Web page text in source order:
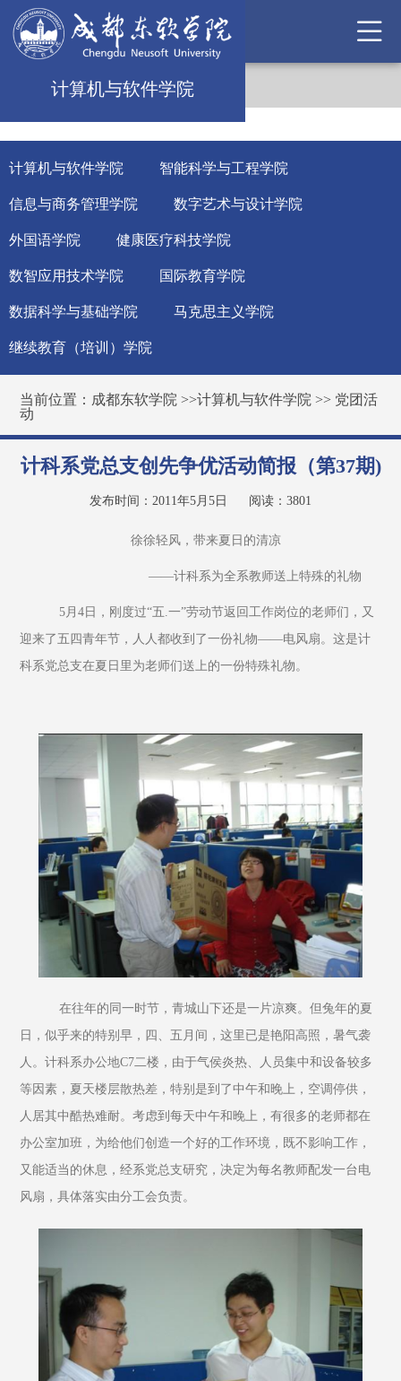
计算机与软件学院
计算机与软件学院 智能科学与工程学院
信息与商务管理学院 数字艺术与设计学院
外国语学院 健康医疗科技学院
数智应用技术学院 国际教育学院
数据科学与基础学院 马克思主义学院
继续教育（培训）学院
当前位置： 成都东软学院 >>计算机与软件学院 >> 党团活
动
计科系党总支创先争优活动简报（第37期)
发布时间：2011年5月5日 阅读： 3801
                        徐徐轻风，带来夏日的清凉
                             ——计科系为全系教师送上特殊的礼物
迎来了五四青年节，人人都收到了一份礼物——电风扇。这是计
科系党总支在夏日里为老师们送上的一份特殊礼物。
    在往年的同一时节，青城山下还是一片凉爽。但兔年的夏
日，似乎来的特别早，四、五月间，这里已是艳阳高照，暑气袭
人。计科系办公地C7二楼，由于气侯炎热、人员集中和设备较多
等因素，夏天楼层散热差，特别是到了中午和晚上，空调停供，
人居其中酷热难耐。考虑到每天中午和晚上，有很多的老师都在
办公室加班，为给他们创造一个好的工作环境，既不影响工作，
又能适当的休息，经系党总支研究，决定为每名教师配发一台电
风扇，具体落实由分工会负责。